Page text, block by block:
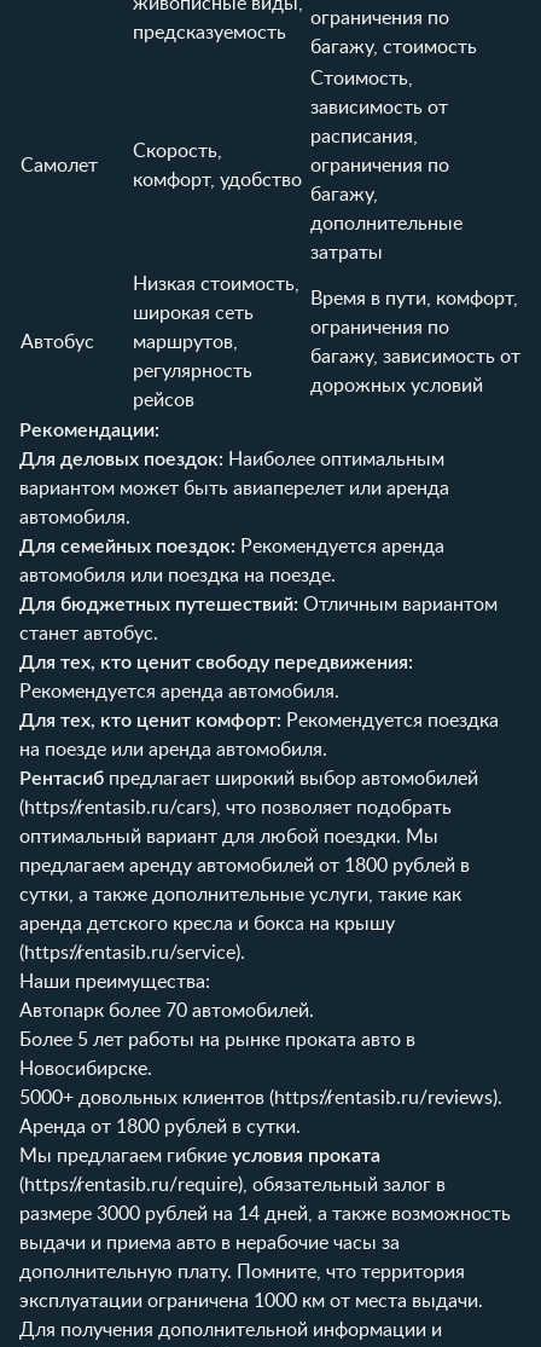
предсказуемость
ограничения по
багажу, стоимость
Самолет
Скорость,
комфорт, удобство
Стоимость,
зависимость от
расписания,
ограничения по
багажу,
дополнительные
затраты
Автобус
Низкая стоимость,
широкая сеть
маршрутов,
регулярность
рейсов
Время в пути, комфорт,
ограничения по
багажу, зависимость от
дорожных условий
Рекомендации:
Для деловых поездок: Наиболее оптимальным
вариантом может быть авиаперелет или аренда
автомобиля.
Для семейных поездок: Рекомендуется аренда
автомобиля или поездка на поезде.
Для бюджетных путешествий: Отличным вариантом
станет автобус.
Для тех, кто ценит свободу передвижения:
Рекомендуется аренда автомобиля.
Для тех, кто ценит комфорт: Рекомендуется поездка
на поезде или аренда автомобиля.
Рентасиб предлагает широкий выбор автомобилей
(https://rentasib.ru/cars), что позволяет подобрать
оптимальный вариант для любой поездки. Мы
предлагаем аренду автомобилей от 1800 рублей в
сутки, а также дополнительные услуги, такие как
аренда детского кресла и бокса на крышу
(https://rentasib.ru/service).
Наши преимущества:
Автопарк более 70 автомобилей.
Более 5 лет работы на рынке проката авто в
Новосибирске.
5000+ довольных клиентов (https://rentasib.ru/reviews).
Аренда от 1800 рублей в сутки.
Мы предлагаем гибкие условия проката
(https://rentasib.ru/require), обязательный залог в
размере 3000 рублей на 14 дней, а также возможность
выдачи и приема авто в нерабочие часы за
дополнительную плату. Помните, что территория
эксплуатации ограничена 1000 км от места выдачи.
Для получения дополнительной информации и